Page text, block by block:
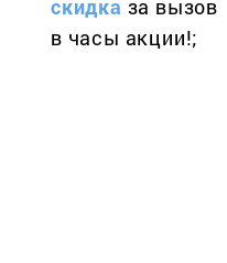
скидка за вызов
в часы акции!;